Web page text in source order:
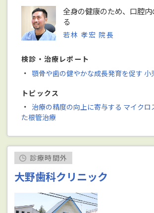
全身の健康のため、口腔
る
若林 孝宏 院長
検診・治療レポート
・ 顎骨や歯の健やかな成長発育を促す 小
トピックス
・ 治療の精度の向上に寄与する マイクロ
た根管治療
診療時間外
大野歯科クリニック